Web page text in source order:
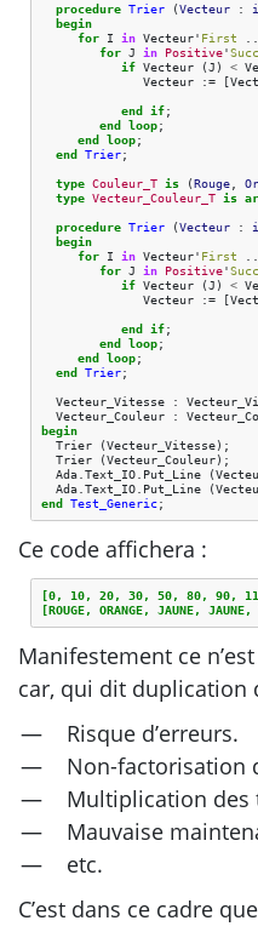
procedure Trier (Vecteur :
begin
for
I in Vecteur' First
for J in Positive'Succ
if Vecteur (J ) <
Vecteur
:= [
end
if;
end
loop;
end
loop;
end
Trier;
type Couleur_T is (Rouge,
type Vecteur_Couleur_T is
procedure Trier (Vecteur :
begin
for
I in Vecteur' First
for J in Positive'Succ
if Vecteur (J ) <
Vecteur
:= [
end
if;
end
loop;
end
loop;
end
Trier;
Vecteur_Vitesse :
Vecteur_Couleur
:
begin
Trier
(Vecteur_Vitesse);
Trier
(Vecteur_Couleur);
Ada. Text_IO. Put_Line (
Ada. Text_IO. Put_Line (
end
Test_Generic;
Ce code affichera :
[0, 10, 20, 30, 50, 80, 90,
[ROUGE, ORANGE, JAUNE,
Manifestement ce
car, qui dit duplication
Risque d’erreurs.
Non-factorisation
Multiplication des
Mauvaise
etc.
C’est dans ce cadre